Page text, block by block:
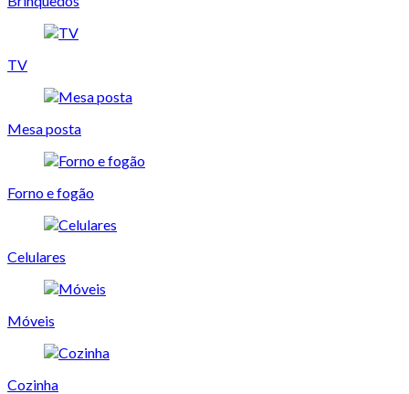
TV
Mesa posta
Forno e fogão
Celulares
Móveis
Cozinha